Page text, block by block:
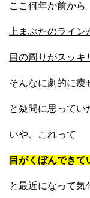
ここ何年か前から
上まぶたのライ
目の周りがスッキ
そんなに劇的に痩
と疑問に思ってい
いや、これって
目がくぼんでき
と最近になって気